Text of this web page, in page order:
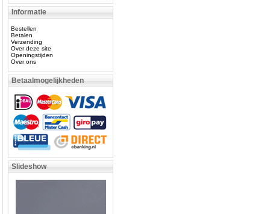
Informatie
Bestellen
Betalen
Verzending
Over deze site
Openingstijden
Over ons
Betaalmogelijkheden
Slideshow